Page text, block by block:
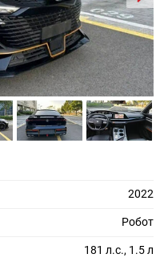
2022
Робот
181 л.с., 1.5 л